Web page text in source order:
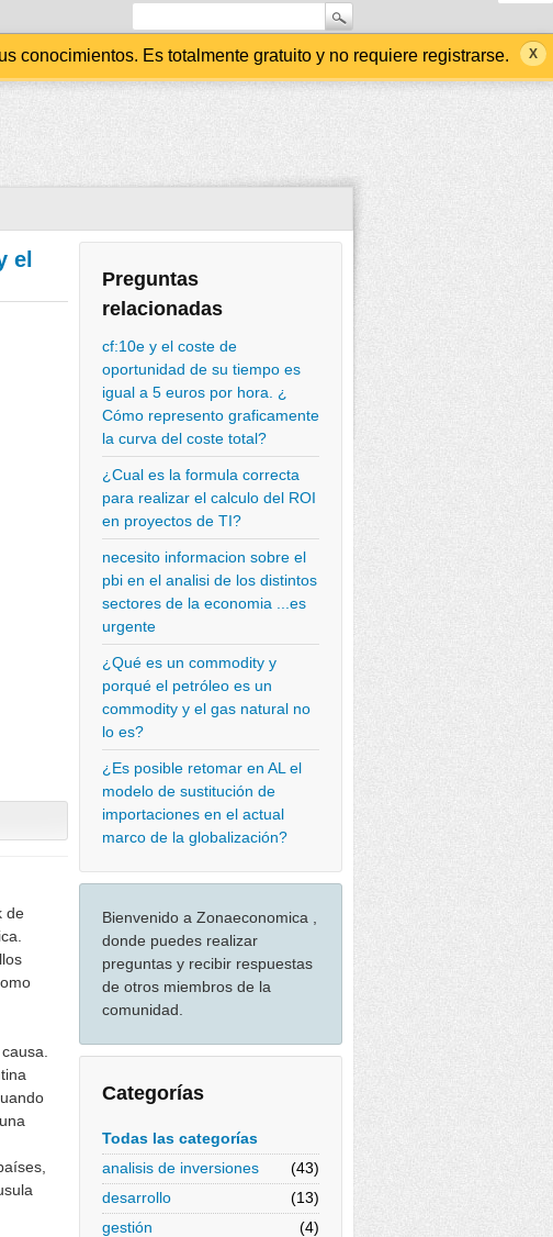
conocimientos. Es totalmente gratuito y no requiere registrarse.
Preguntas
relacionadas
cf:10e y el coste de
oportunidad de su tiempo es
igual a 5 euros por hora. ¿
Cómo represento graficamente
la curva del coste total?
¿Cual es la formula correcta
para realizar el calculo del ROI
en proyectos de TI?
necesito informacion sobre el
pbi en el analisi de los distintos
sectores de la economia ...es
urgente
¿Qué es un commodity y
porqué el petróleo es un
commodity y el gas natural no
lo es?
¿Es posible retomar en AL el
modelo de sustitución de
importaciones en el actual
marco de la globalización?
Bienvenido a Zonaeconomica ,
donde puedes realizar
preguntas y recibir respuestas
de otros miembros de la
comunidad.
Categorías
Todas las categorías
analisis de inversiones
(43)
desarrollo
(13)
gestión
(4)
el
de